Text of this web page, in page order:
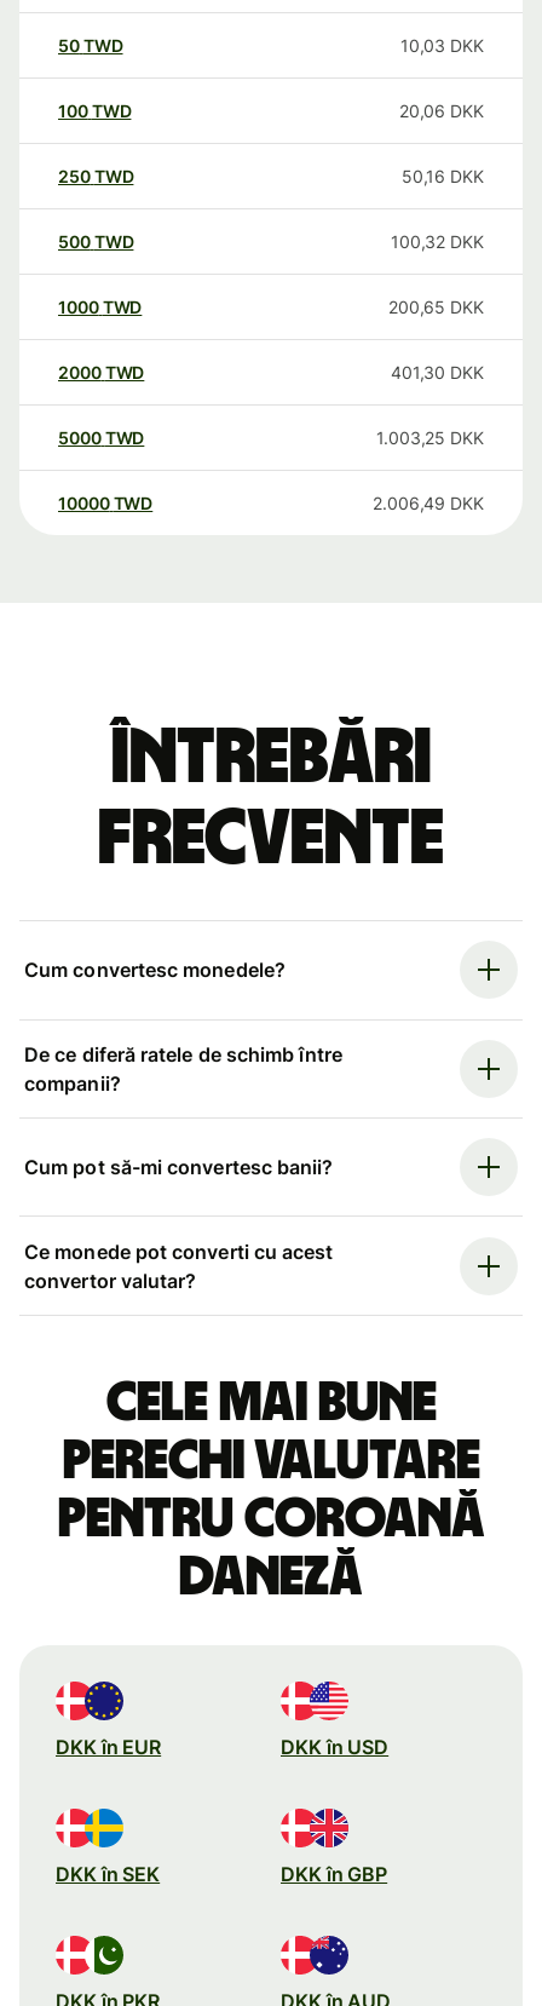
50TWD 10,03 DKK
100TWD 20,06 DKK
250TWD 50,16 DKK
500TWD 100,32 DKK
1000TWD 200,65 DKK
2000TWD 401,30 DKK
5000TWD 1.003,25 DKK
10000 TWD 2.006,49 DKK
Întrebări
frecvente
Cum convertesc monedele?
De ce diferă ratele de schimb între
companii?
Cum pot să-mi convertesc banii?
Ce monede pot converti cu acest
convertor valutar?
Cele mai bune
perechi valutare
pentru coroană
daneză
DKK în EUR DKK în USD
DKK în SEK DKK în GBP
DKK în PKR DKK în AUD